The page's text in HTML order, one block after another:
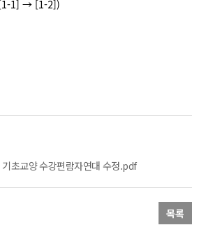
1] → [1-2])
초교양 수강편람자연대 수정.pdf
목록